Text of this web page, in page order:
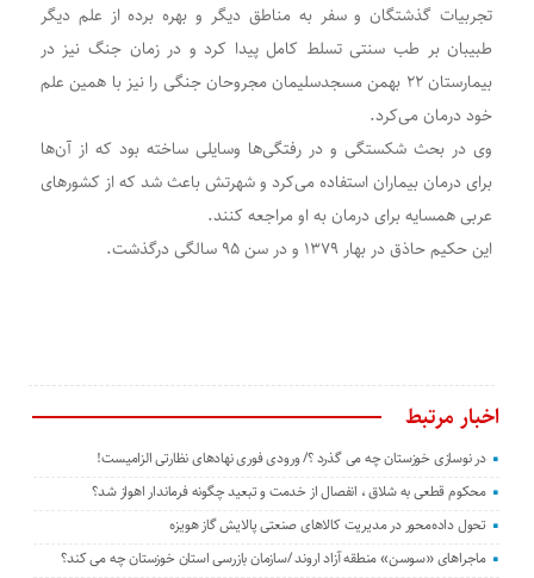
تجربیات گذشتگان و سفر به مناطق دیگر و بهره برده از علم دیگر
طبیبان بر طب سنتی تسلط کامل پیدا کرد و در زمان جنگ نیز در
بیمارستان ۲۲ بهمن مسجدسلیمان مجروحان جنگی را نیز با همین علم
خود درمان می‌کرد.
وی در بحث شکستگی و در رفتگی‌ها وسایلی ساخته بود که از آن‌ها
برای درمان بیماران استفاده می‌کرد و شهرتش باعث شد که از کشورهای
عربی همسایه برای درمان به او مراجعه کنند.
این حکیم حاذق در بهار ۱۳۷۹ و در سن ۹۵ سالگی درگذشت.
اخبار مرتبط
در نوسازی خوزستان چه می گذرد ؟/ ورودی فوری نهادهای نظارتی الزامیست!
محکوم قطعی به شلاق ، انفصال از خدمت و تبعید چگونه فرماندار اهواز شد؟
تحول داده‌محور در مدیریت کالاهای صنعتی پالایش گاز هویزه
ماجراهای «سوسن» منطقه آزاد اروند /سازمان بازرسی استان خوزستان چه می کند؟